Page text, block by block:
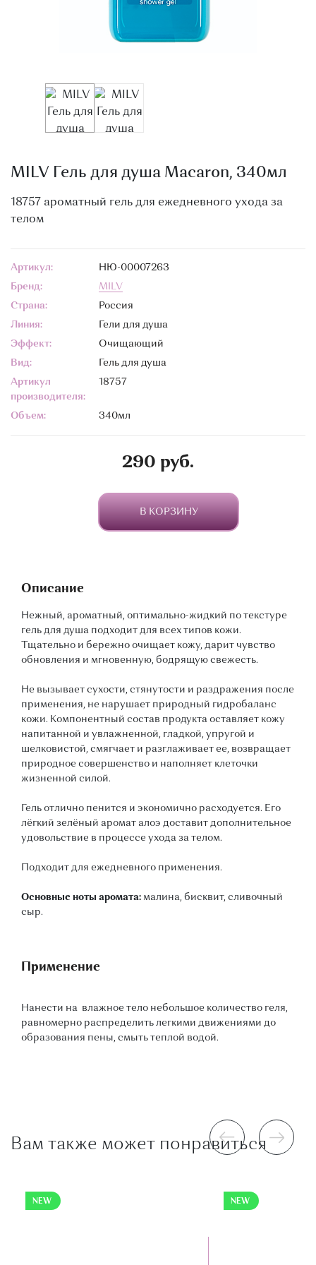
MILV Гель для душа Macaron, 340мл
18757 ароматный гель для ежедневного ухода за
телом
Артикул:
НЮ-00007263
Бренд:
MILV
Страна:
Россия
Линия:
Гели для душа
Эффект:
Очищающий
Вид:
Гель для душа
Артикул
производителя:
18757
Объем: 340мл
290 руб.
В КОРЗИНУ
Описание
Нежный, ароматный, оптимально-жидкий по текстуре
гель для душа подходит для всех типов кожи.
Тщательно и бережно очищает кожу, дарит чувство
обновления и мгновенную, бодрящую свежесть.
Не вызывает сухости, стянутости и раздражения после
применения, не нарушает природный гидробаланс
кожи. Компонентный состав продукта оставляет кожу
напитанной и увлажненной, гладкой, упругой и
шелковистой, смягчает и разглаживает ее, возвращает
природное совершенство и наполняет клеточки
жизненной силой.
Гель отлично пенится и экономично расходуется. Его
лёгкий зелёный аромат алоэ доставит дополнительное
удовольствие в процессе ухода за телом.
Подходит для ежедневного применения.
Основные ноты аромата: малина, бисквит, сливочный
сыр.
Применение
Нанести на влажное тело небольшое количество геля,
равномерно распределить легкими движениями до
образования пены, смыть теплой водой.
Вам также может понравиться
NEW NEW